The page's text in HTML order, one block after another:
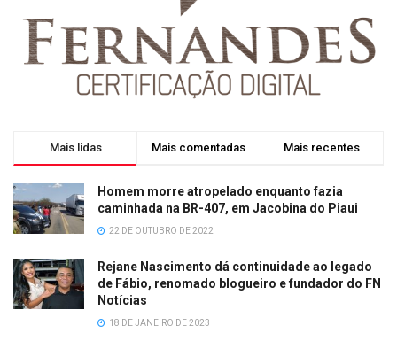
Mais lidas Mais comentadas Mais recentes
Homem morre atropelado enquanto fazia
caminhada na BR-407, em Jacobina do Piaui
22 DE OUTUBRO DE 2022
Rejane Nascimento dá continuidade ao legado
de Fábio, renomado blogueiro e fundador do FN
Notícias
18 DE JANEIRO DE 2023